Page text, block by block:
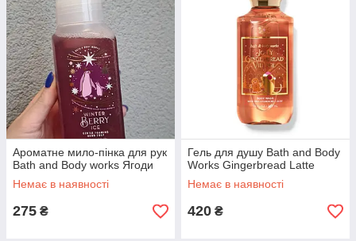
Ароматне мило-пінка для рук
Bath and Body works Ягоди
Немає в наявності
275 ₴
Гель для душу Bath and Body
Works Gingerbread Latte
Немає в наявності
420 ₴